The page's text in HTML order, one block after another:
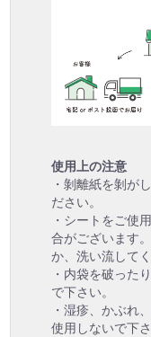
使用上の注意
・剝離紙を剝が
ださい。
・シートをご使
合がございます
か、洗い流してく
・内袋を破った
で下さい。
・湿疹、かぶれ
使用しないで下さ